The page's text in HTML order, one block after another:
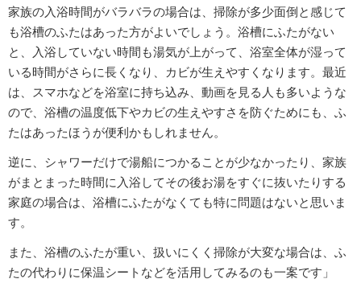
家族の入浴時間がバラバラの場合は、掃除が多少面倒と感じて
も浴槽のふたはあった方がよいでしょう。浴槽にふたがない
と、入浴していない時間も湯気が上がって、浴室全体が湿って
いる時間がさらに長くなり、カビが生えやすくなります。最近
は、スマホなどを浴室に持ち込み、動画を見る人も多いような
ので、浴槽の温度低下やカビの生えやすさを防ぐためにも、ふ
たはあったほうが便利かもしれません。
逆に、シャワーだけで湯船につかることが少なかったり、家族
がまとまった時間に入浴してその後お湯をすぐに抜いたりする
家庭の場合は、浴槽にふたがなくても特に問題はないと思いま
す。
また、浴槽のふたが重い、扱いにくく掃除が大変な場合は、ふ
たの代わりに保温シートなどを活用してみるのも一案です」